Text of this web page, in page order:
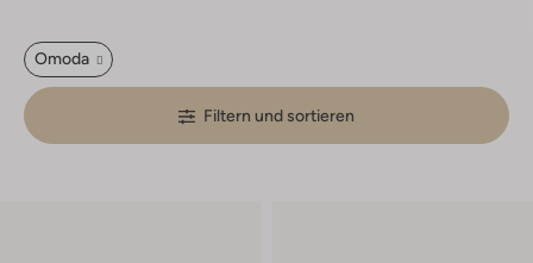
Omoda
Filtern und sortieren